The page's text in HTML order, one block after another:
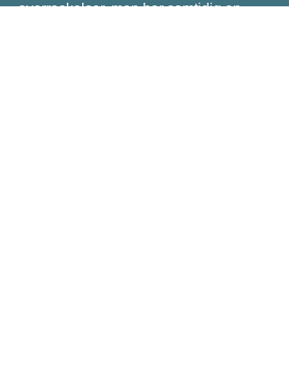
overraskelser, men har samtidig en